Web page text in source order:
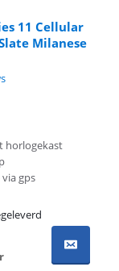
11 Cellular
Milanese
horlogekast
gps